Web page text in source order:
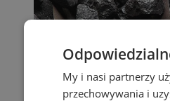
My i nasi partnerzy
przechowywania i